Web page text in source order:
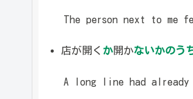
The person next to me
店が開く か開かないかのう
A long line had already